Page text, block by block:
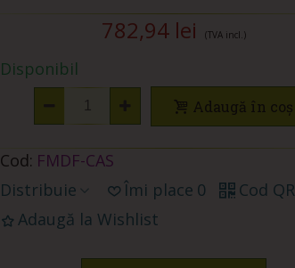
782,94 lei (TVA incl.)
Disponibil
Adaugă în coș
Cod: FMDF-CAS
Distribuie
Îmi place 0
Cod QR
Adaugă la Wishlist